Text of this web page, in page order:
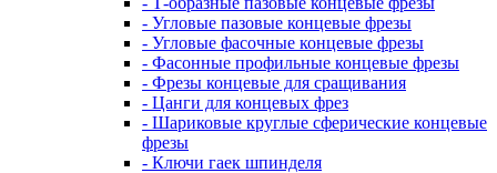
- Угловые пазовые концевые фрезы
- Угловые фасочные концевые фрезы
- Фасонные профильные концевые фрезы
- Фрезы концевые для сращивания
- Цанги для концевых фрез
- Шариковые круглые сферические концевые
фрезы
- Ключи гаек шпинделя